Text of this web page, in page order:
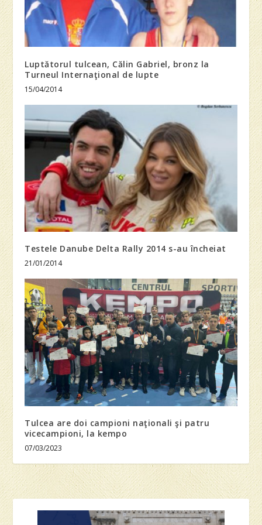
Luptătorul tulcean, Călin Gabriel, bronz la
Turneul Internaţional de lupte
15/04/2014
Testele Danube Delta Rally 2014 s-au încheiat
21/01/2014
Tulcea are doi campioni naţionali şi patru
vicecampioni, la kempo
07/03/2023